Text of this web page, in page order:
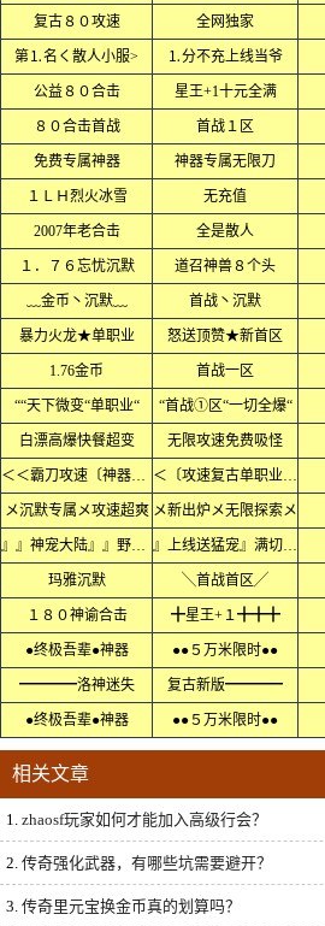
复古８０攻速 全网独家
第⒈名く散人小服> ⒈分不充上线当爷
公益８０合击 星王+1十元全满
８０合击首战 首战１区
免费专属神器 神器专属无限刀
１ＬＨ烈火冰雪 无充值
2007年老合击 全是散人
１．７６忘忧沉默 道召神兽８个头
﹏金币丶沉默﹏ 首战丶沉默
暴力火龙★单职业 怒送顶赞★新首区
1.76金币 首战一区
““天下微变“单职业“ “首战①区“一切全爆“
白漂高爆快餐超变 无限攻速免费吸怪
＜＜霸刀攻速〔神器〕＜＜ ＜〔攻速复古单职业〕＜
メ沉默专属メ攻速超爽 メ新出炉メ无限探索メ
』』神宠大陆』』野外抓宠 』上线送猛宠』满切割』』
玛雅沉默 ╲首战首区╱
１８０神谕合击 ╋星王+１╋╋╋
●终极吾辈●神器 ●●５万米限时●●
━━━━洛神迷失 复古新版━━━━
●终极吾辈●神器 ●●５万米限时●●
相关文章
1. zhaosf玩家如何才能加入高级行会？
2. 传奇强化武器，有哪些坑需要避开？
3. 传奇里元宝换金币真的划算吗？